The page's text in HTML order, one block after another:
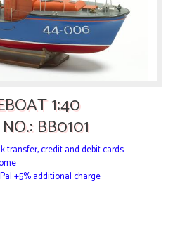
1:40
BB0101
transfer, credit and debit cards
+5% additional charge